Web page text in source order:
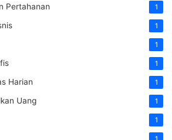
Pertahanan 1
1
1
1
Harian 1
Uang 1
1